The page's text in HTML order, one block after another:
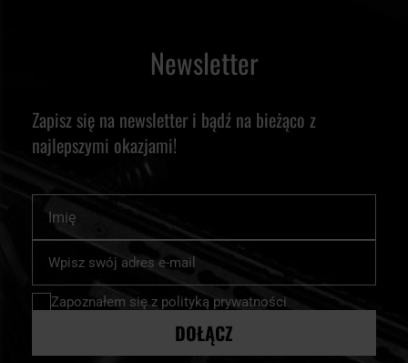
Newsletter
Zapisz się na newsletter i bądź na bieżąco z
najlepszymi okazjami!
nasz
newsletter:
Zapoznałem się z polityką prywatności
DOŁĄCZ